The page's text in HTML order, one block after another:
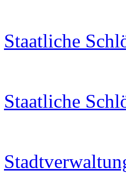
Staatliche
Staatliche